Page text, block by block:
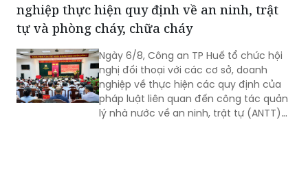
nghiệp thực hiện quy định về an ninh, trật
tự và phòng cháy, chữa cháy
Ngày 6/8, Công an TP Huế tổ chức hội
nghị đối thoại với các cơ sở, doanh
nghiệp về thực hiện các quy định của
pháp luật liên quan đến công tác quản
lý nhà nước về an ninh, trật tự (ANTT)